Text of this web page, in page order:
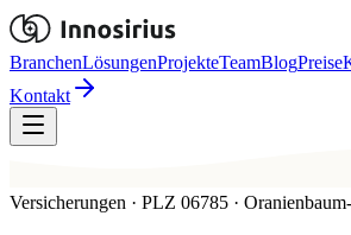
BranchenLösungenProjekteTeamBlogPreise
Kontakt
Versicherungen · PLZ 06785 ·